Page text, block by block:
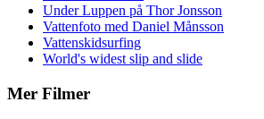
Under Luppen på Thor Jonsson
Vattenfoto med Daniel Månsson
Vattenskidsurfing
World's widest slip and slide
Mer Filmer